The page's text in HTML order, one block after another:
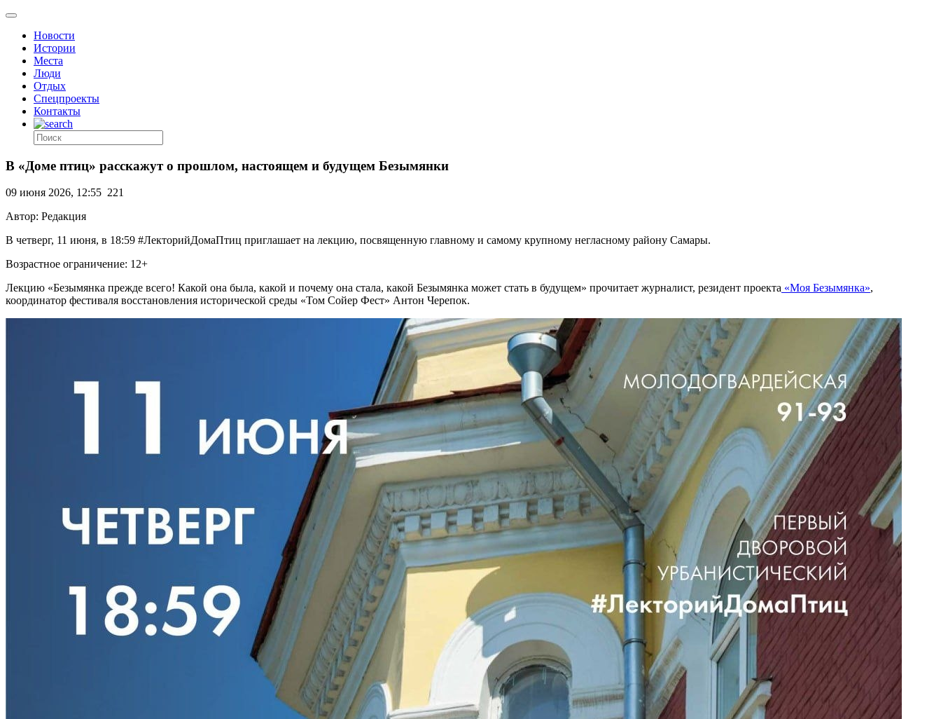
Новости
Истории
Места
Люди
Отдых
Спецпроекты
Контакты
В «Доме птиц» расскажут о прошлом, настоящем и будущем Безымянки
09 июня 2026, 12:55 221
Автор: Редакция
В четверг, 11 июня, в 18:59 #ЛекторийДомаПтиц приглашает на лекцию, посвященную главному и самому крупному негласному району Самары.
Возрастное ограничение: 12+
Лекцию «Безымянка прежде всего! Какой она была, какой и почему она стала, какой Безымянка может стать в будущем» прочитает журналист, резидент проекта «Моя Безымянка»,
координатор фестиваля восстановления исторической среды «Том Сойер Фест» Антон Черепок.